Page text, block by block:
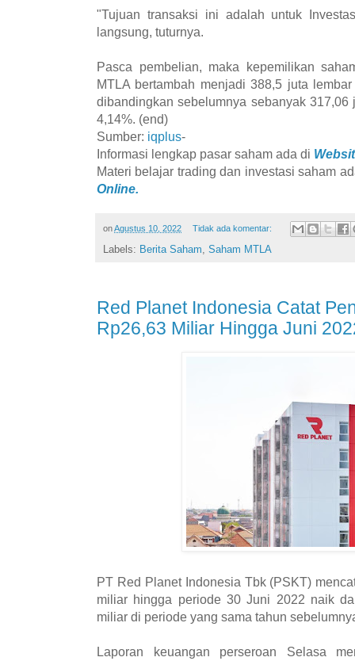
"Tujuan transaksi ini adalah untuk
langsung, tuturnya.
Pasca pembelian, maka kepemilikan
MTLA bertambah menjadi 388,5 juta
dibandingkan sebelumnya sebanyak
4,14%. (end)
Sumber: iqplus-
Informasi lengkap pasar saham ada di
Materi belajar trading dan investasi saham
Online.
onAgustus 10, 2022 Tidak ada komentar:
Labels: Berita Saham, Saham MTLA
Red Planet Indonesia Catat
Rp26,63 Miliar Hingga Juni
PT Red Planet Indonesia Tbk (PSKT)
miliar hingga periode 30 Juni 2022 naik
miliar di periode yang sama tahun
Laporan keuangan perseroan Selasa